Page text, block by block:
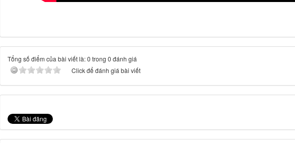
Tổng số điểm của bài viết là: 0 trong 0 đánh giá
Click để đánh giá bài viết